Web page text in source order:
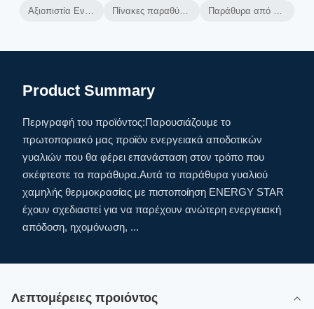
Αξιοπιστία Ενεργειακές λύσεις γυαλιού Πίνακες παραθύρων εξοικονόμησης ενέργειας Παράθυρα από γυαλί χαμηλής θερμοκρασίας
Product Summary
Περιγραφή του προϊόντος:Παρουσιάζουμε το
πρωτοποριακό μας προϊόν ενεργειακά αποδοτικών
γυαλιών που θα φέρει επανάσταση στον τρόπο που
σκέφτεστε τα παράθυρα.Αυτά τα παράθυρα γυαλιού
χαμηλής θερμοκρασίας με πιστοποίηση ENERGY STAR
έχουν σχεδιαστεί για να παρέχουν ανώτερη ενεργειακή
απόδοση, ηχομόνωση, ...
Λεπτομέρειες προιόντος